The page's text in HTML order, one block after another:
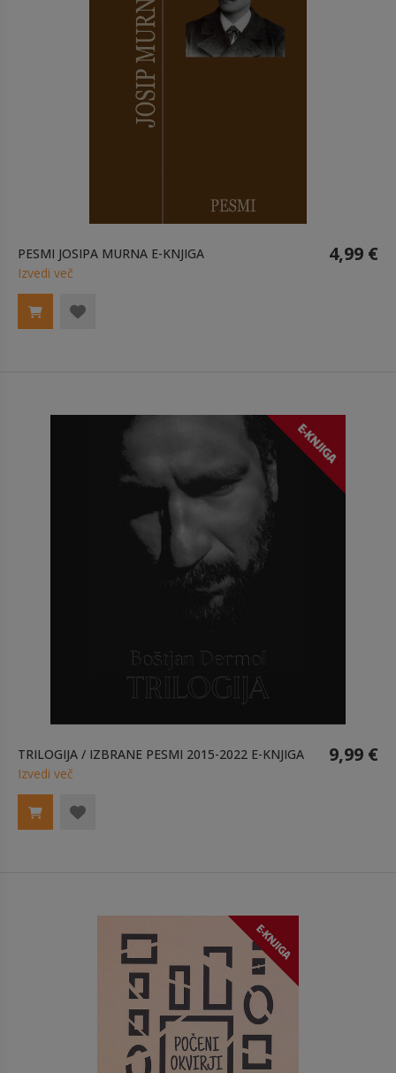
PESMI JOSIPA MURNA E-KNJIGA 4,99 €
Izvedi več
TRILOGIJA / IZBRANE PESMI 2015-2022 E-KNJIGA 9,99 €
Izvedi več